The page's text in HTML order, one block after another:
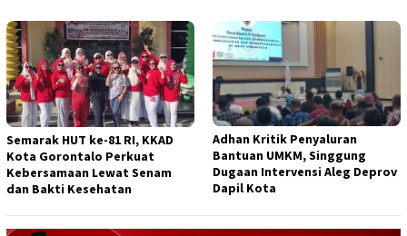
Semarak HUT ke-81 RI, KKAD
Kota Gorontalo Perkuat
Kebersamaan Lewat Senam
dan Bakti Kesehatan
Adhan Kritik Penyaluran
Bantuan UMKM, Singgung
Dugaan Intervensi Aleg Deprov
Dapil Kota